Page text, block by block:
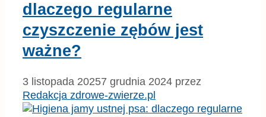
dlaczego regularne
czyszczenie zębów jest
ważne?
3 listopada 20257 grudnia 2024 przez
Redakcja zdrowe-zwierze.pl